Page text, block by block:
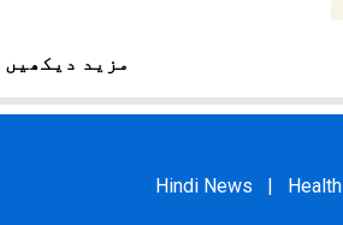
مزید دیکھیں
Hindi News Health